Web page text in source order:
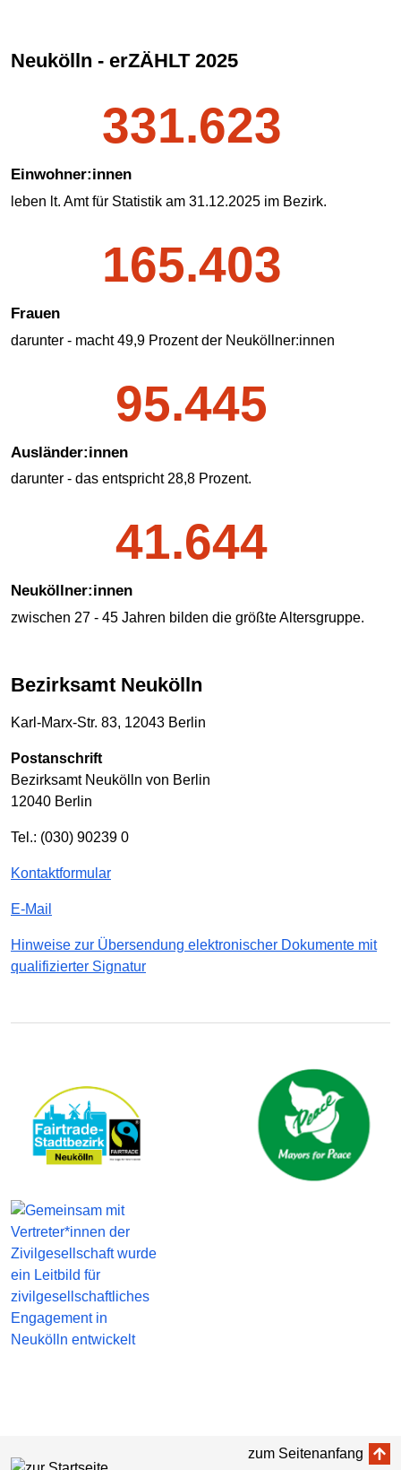
Neukölln - erZÄHLT 2025
331.623
Einwohner:innen
leben lt. Amt für Statistik am 31.12.2025 im Bezirk.
165.403
Frauen
darunter - macht 49,9 Prozent der Neuköllner:innen
95.445
Ausländer:innen
darunter - das entspricht 28,8 Prozent.
41.644
Neuköllner:innen
zwischen 27 - 45 Jahren bilden die größte Altersgruppe.
Bezirksamt Neukölln
Karl-Marx-Str. 83, 12043 Berlin
Postanschrift
Bezirksamt Neukölln von Berlin
12040 Berlin
Tel.: (030) 90239 0
Kontaktformular
E-Mail
Hinweise zur Übersendung elektronischer Dokumente mit
qualifizierter Signatur
zum Seitenanfang